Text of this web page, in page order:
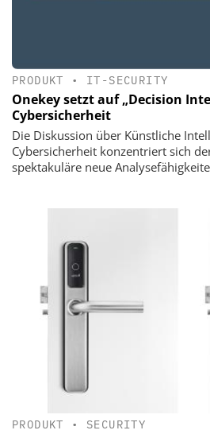
PRODUKT • IT-SECURITY
Onekey setzt auf „Decision
Cybersicherheit
Die Diskussion über Künstliche
Cybersicherheit konzentriert sich
spektakuläre neue
PRODUKT • SECURITY